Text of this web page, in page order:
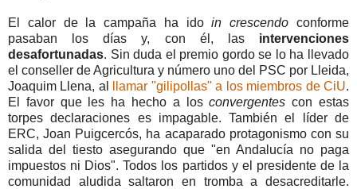
El calor de la campaña ha idoin crescendo conforme
pasaban los días y, con él, las intervenciones
desafortunadas. Sin duda el premio gordo se lo ha llevado
el conseller de Agricultura y número uno del PSC por Lleida,
Joaquim Llena, al
llamar "gilipollas" a los miembros de CiU.
El favor que les ha hecho a losconvergentes con estas
torpes declaraciones es impagable. También el líder de
ERC, Joan Puigcercós, ha acaparado protagonismo con su
salida del tiesto asegurando que "en Andalucía no paga
impuestos ni Dios". Todos los partidos y el presidente de la
comunidad aludida saltaron en tromba a desacreditarle.